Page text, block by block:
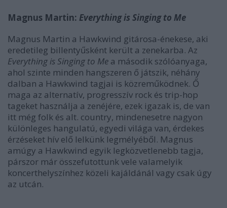
Magnus Martin: Everything is Singing to Me
Magnus Martin a Hawkwind gitárosa-énekese, aki
eredetileg billentyűsként került a zenekarba. Az
Everything is Singing to Me a második szólóanyaga,
ahol szinte minden hangszeren ő játszik, néhány
dalban a Hawkwind tagjai is közreműködnek. Ő
maga az alternatív, progresszív rock és trip-hop
tageket használja a zenéjére, ezek igazak is, de van
itt még folk és alt. country, mindenesetre nagyon
különleges hangulatú, egyedi világa van, érdekes
érzéseket hív elő lelkünk legmélyéből. Magnus
amúgy a Hawkwind egyik legközvetlenebb tagja,
párszor már összefutottunk vele valamelyik
koncerthelyszínhez közeli kajáldánál vagy csak úgy
az utcán.